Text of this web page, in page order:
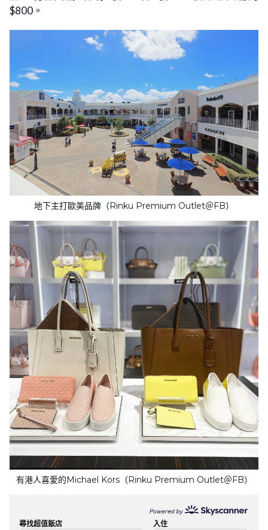
$800。
地下主打歐美品牌（Rinku Premium Outlet＠FB）
有港人喜愛的Michael Kors（Rinku Premium Outlet＠FB）